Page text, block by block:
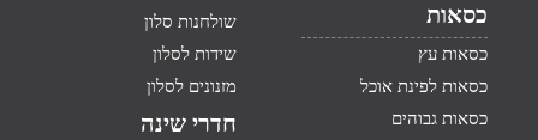
כסאות
כסאות עץ
כסאות לפינת אוכל
כסאות גבוהים
שולחנות סלון
שידות לסלון
מזנונים לסלון
חדרי שינה